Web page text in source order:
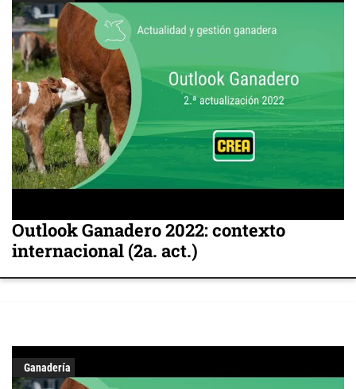
Outlook Ganadero 2022: contexto
internacional (2a. act.)
Ganadería